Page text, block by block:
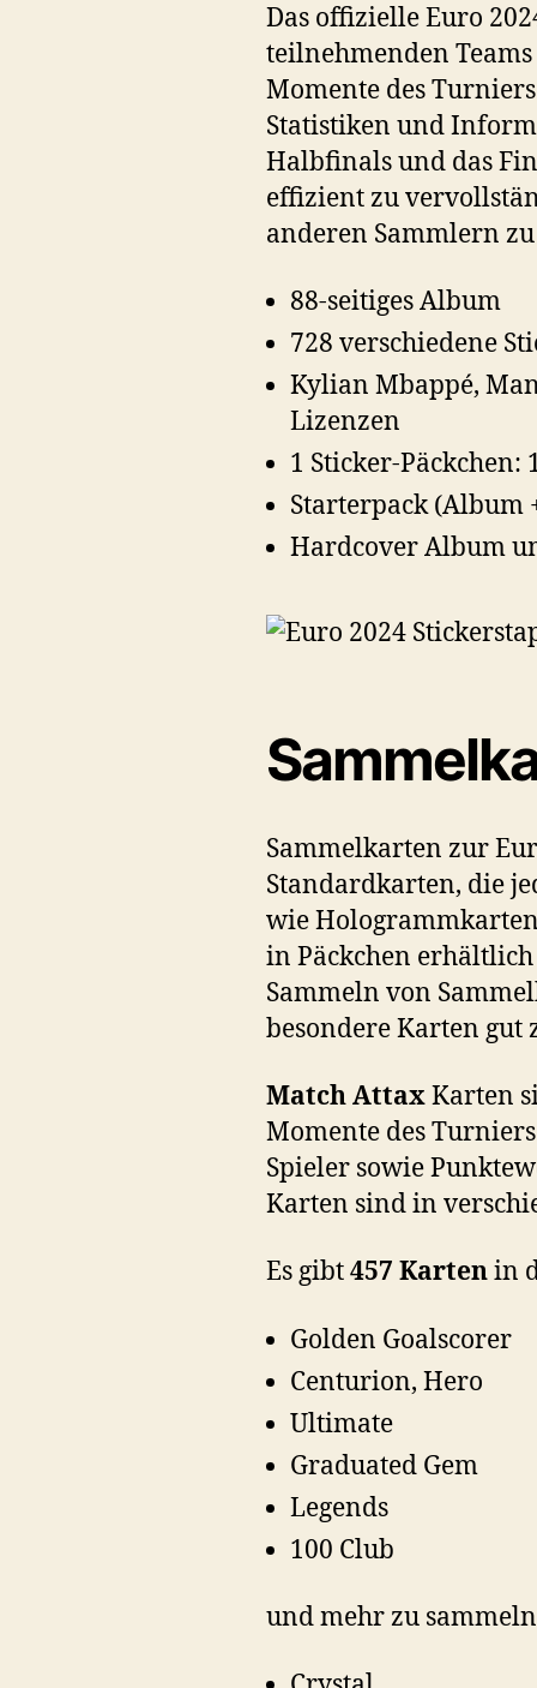
Das offizielle Euro
teilnehmenden
Momente des
Statistiken und
Halbfinals und das
effizient zu
anderen Sammlern
88-seitiges Album
728 verschiedene
Kylian Mbappé,
Lizenzen
1 Sticker-Päckchen:
Starterpack (Album
Hardcover Album
Sammelkarten zur
Standardkarten, die
wie
in Päckchen
Sammeln von
besondere Karten gut
Match AttaxKarten
Momente des
Spieler sowie
Karten sind in
Es gibt457 Kartenin
Golden Goalscorer
Centurion, Hero
Ultimate
Graduated Gem
Legends
100 Club
und mehr zu